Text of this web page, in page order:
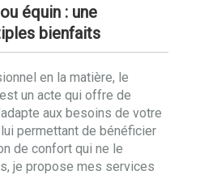
équin : une
bienfaits
en la matière, le
un acte qui offre de
aux besoins de votre
permettant de bénéficier
de confort qui ne le
je propose mes services